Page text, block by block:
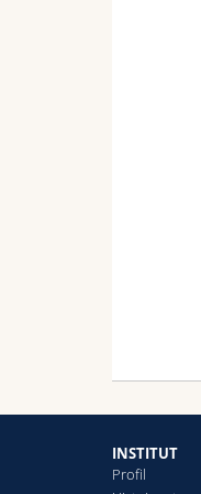
INSTITUT
Profil